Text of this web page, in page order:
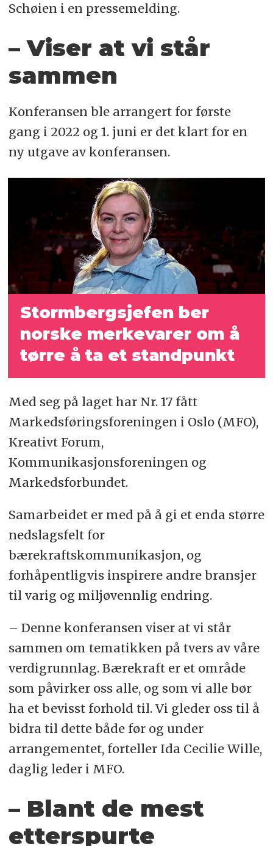
Schøien i en pressemelding.
– Viser at vi står
sammen
Konferansen ble arrangert for første
gang i 2022 og 1. juni er det klart for en
ny utgave av konferansen.
Stormbergsjefen ber
norske merkevarer om å
tørre å ta et standpunkt
Med seg på laget har Nr. 17 fått
Markedsføringsforeningen i Oslo (MFO),
Kreativt Forum,
Kommunikasjonsforeningen og
Markedsforbundet.
Samarbeidet er med på å gi et enda større
nedslagsfelt for
bærekraftskommunikasjon, og
forhåpentligvis inspirere andre bransjer
til varig og miljøvennlig endring.
– Denne konferansen viser at vi står
sammen om tematikken på tvers av våre
verdigrunnlag. Bærekraft er et område
som påvirker oss alle, og som vi alle bør
ha et bevisst forhold til. Vi gleder oss til å
bidra til dette både før og under
arrangementet, forteller Ida Cecilie Wille,
daglig leder i MFO.
– Blant de mest
etterspurte